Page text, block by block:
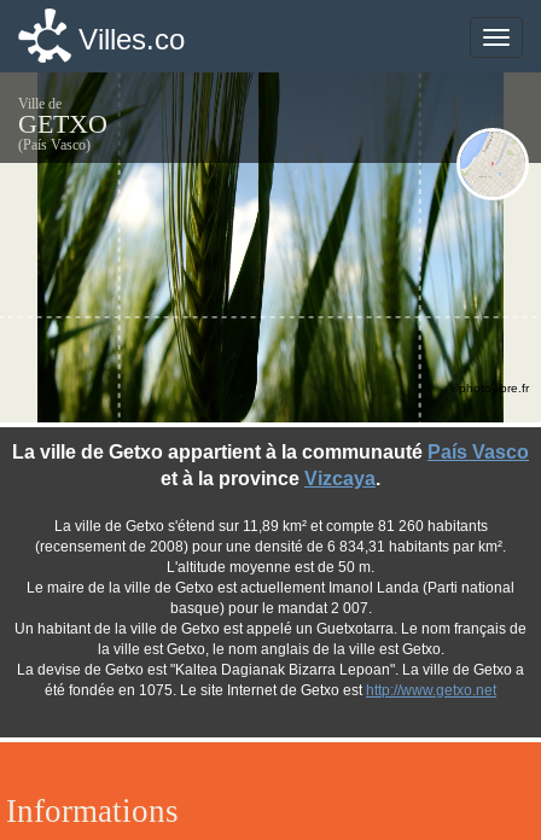
Toggle
Villes.co
Ville de
GETXO
(País Vasco)
Informations
La ville de Getxo appartient à la communauté País Vasco
et à la province Vizcaya.
La ville de Getxo s'étend sur 11,89 km² et compte 81 260 habitants
(recensement de 2008) pour une densité de 6 834,31 habitants par km².
L'altitude moyenne est de 50 m.
Le maire de la ville de Getxo est actuellement Imanol Landa (Parti national
basque) pour le mandat 2 007.
Un habitant de la ville de Getxo est appelé un Guetxotarra. Le nom français de
la ville est Getxo, le nom anglais de la ville est Getxo.
La devise de Getxo est "Kaltea Dagianak Bizarra Lepoan". La ville de Getxo a
été fondée en 1075. Le site Internet de Getxo est http://www.getxo.net
©photo-libre.fr
Toggle
Villes.co